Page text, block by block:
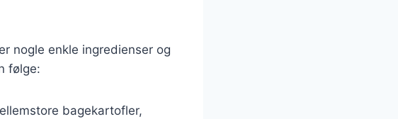
nogle enkle ingredienser og
følge:
bagekartofler,